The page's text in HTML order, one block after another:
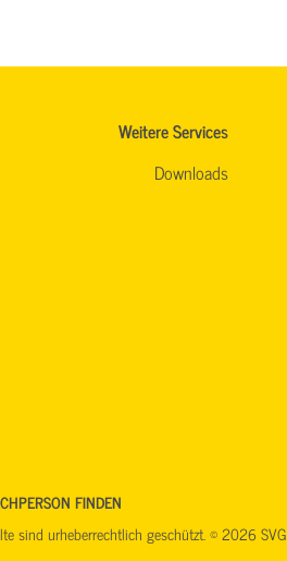
Weitere Services
Downloads
FINDEN
sind urheberrechtlich geschützt. © 2026 SVG